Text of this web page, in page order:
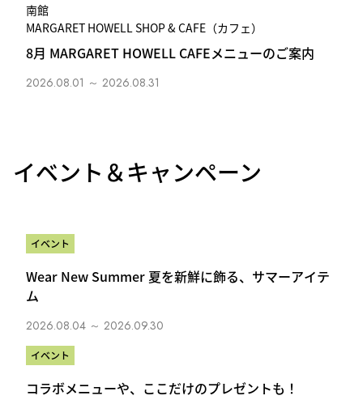
南館
MARGARET HOWELL SHOP & CAFE（カフェ）
8月 MARGARET HOWELL CAFEメニューのご案内
2026.08.01 ～ 2026.08.31
イベント＆キャンペーン
イベント
Wear New Summer 夏を新鮮に飾る、サマーアイテ
ム
2026.08.04 ～ 2026.09.30
イベント
コラボメニューや、ここだけのプレゼントも！